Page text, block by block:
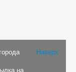
Наверх
на